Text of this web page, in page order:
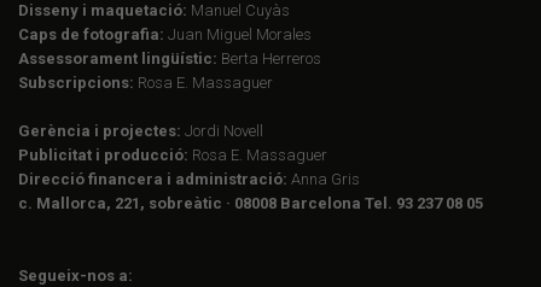
Disseny i maquetació: Manuel Cuyàs
Caps de fotografia: Juan Miguel Morales
Assessorament lingüístic: Berta Herreros
Subscripcions: Rosa E. Massaguer
Gerència i projectes: Jordi Novell
Publicitat i producció: Rosa E. Massaguer
Direcció financera i administració: Anna Gris
c. Mallorca, 221, sobreàtic · 08008 Barcelona Tel. 93 237 08 05
Segueix-nos a: